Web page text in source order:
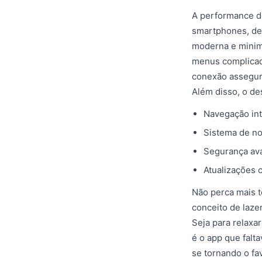
A performance
smartphones,
moderna e
menus
conexão
Além disso, o
Navegação
Sistema de
Segurança
Atualizações
Não perca mais
conceito de
Seja para
é o app que
se tornando o